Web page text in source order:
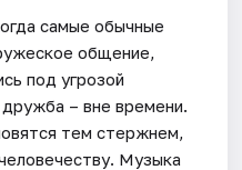
самые обычные
общение,
под угрозой
– вне времени.
тем стержнем,
Музыка